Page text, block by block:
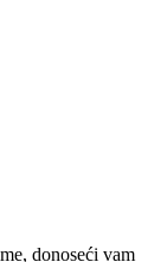
donoseći vam